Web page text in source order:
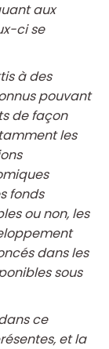
aux
ci se
à des
pouvant
de façon
les
fonds
ou non, les
dans les
sous
ce
et la